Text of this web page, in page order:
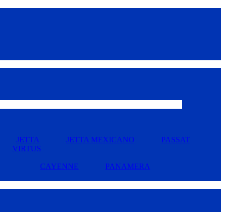
JETTA JETTA MEXICANO
PASSAT
VIRTUS
CAYENNE PANAMERA